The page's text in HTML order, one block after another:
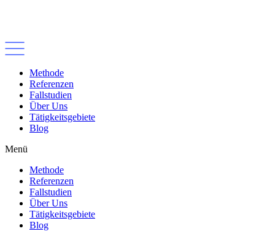
Methode
Referenzen
Fallstudien
Über Uns
Tätigkeitsgebiete
Blog
Menü
Methode
Referenzen
Fallstudien
Über Uns
Tätigkeitsgebiete
Blog